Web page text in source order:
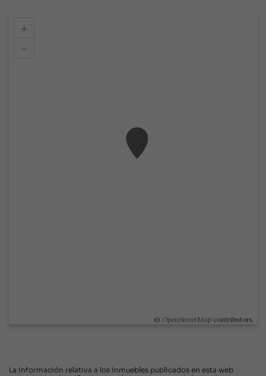
+
–
© OpenStreetMap contributors.
La información relativa a los inmuebles publicados en esta web